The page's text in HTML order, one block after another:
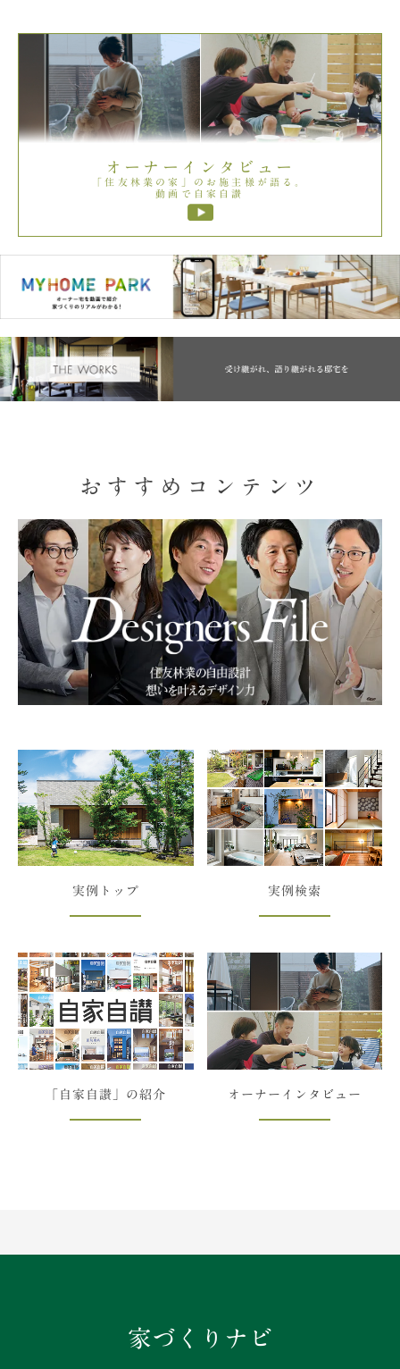
オーナーインタビュー
「住友林業の家」のお施主様が語る。
動画で自家自讃
おすすめコンテンツ
実例トップ 実例検索
「自家自讃」の紹介 オーナーインタビュー
家づくりナビ